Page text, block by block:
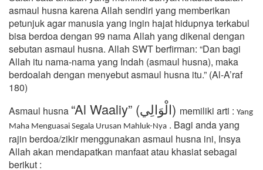
asmaul husna karena Allah sendiri yang memberikan
petunjuk agar manusia yang ingin hajat hidupnya terkabul
bisa berdoa dengan 99 nama Allah yang dikenal dengan
sebutan asmaul husna. Allah SWT berfirman: “Dan bagi
Allah itu nama-nama yang Indah (asmaul husna), maka
berdoalah dengan menyebut asmaul husna itu.” (Al-A’raf
180)
Asmaul husna
“Al Waaliy” (الْوَالِي) memiliki arti : Yang
Maha Menguasai Segala Urusan Mahluk-Nya . Bagi anda yang
rajin berdoa/zikir menggunakan asmaul husna ini, Insya
Allah akan mendapatkan manfaat atau khasiat sebagai
berikut :